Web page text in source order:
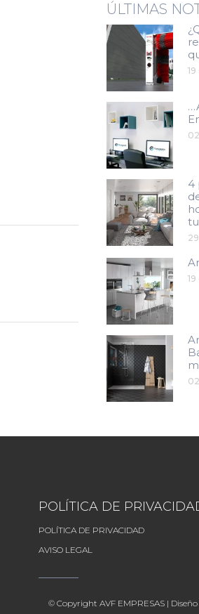
ÚLTIMAS
4
POLÍTICA DE
POLÍTICA DE PRIVACIDAD
AVISO LEGAL
© CopyrightAVF EMPRESAS |